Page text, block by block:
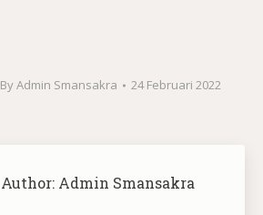
ByAdmin Smansakra 24 Februari 2022
Author: Admin Smansakra